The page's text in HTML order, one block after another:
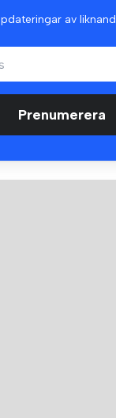
av
Prenumerera